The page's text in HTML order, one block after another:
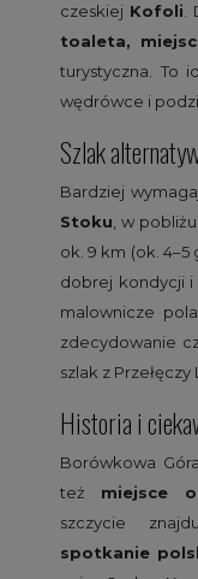
czeskiej Kofoli.
toaleta,
turystyczna. To
wędrówce i
Szlak
Bardziej
Stoku, w pobliżu
ok. 9 km (ok.
dobrej kondycji i
malownicze
zdecydowanie
szlak z
Historia i
Borówkowa
też miejsce
szczycie
spotkanie